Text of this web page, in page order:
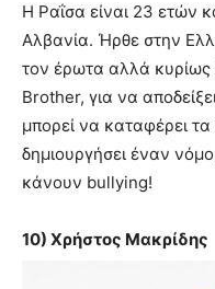
Η Ραΐσα είναι 23 ετών
Αλβανία. Ήρθε στην
τον έρωτα αλλά κυρίως
Brother, για να
μπορεί να καταφέρει
δημιουργήσει έναν
κάνουν bullying!
10) Χρήστος Μακρίδης